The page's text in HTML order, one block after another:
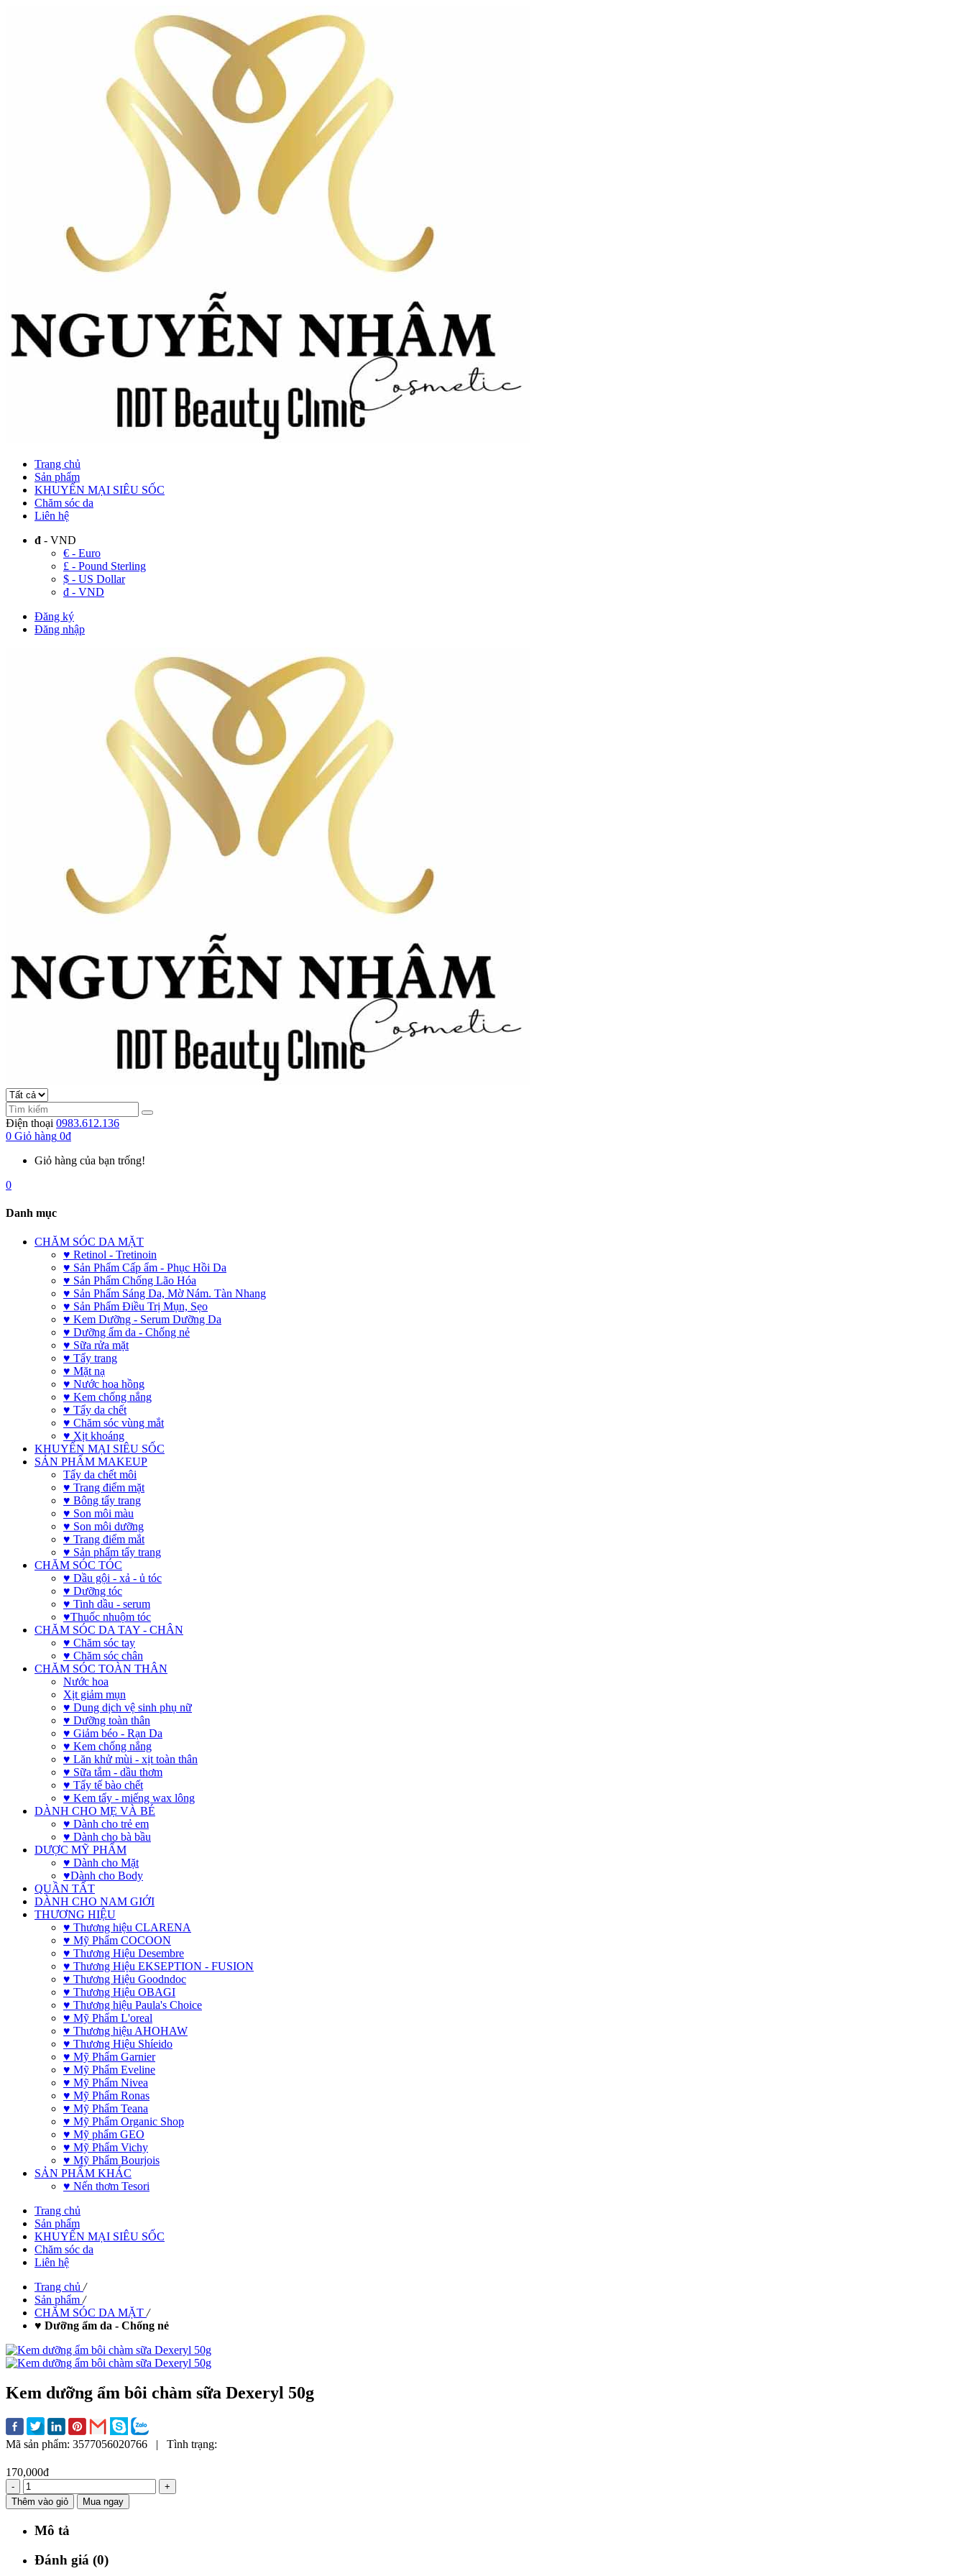
Trang chủ
Sản phẩm
KHUYẾN MẠI SIÊU SỐC
Chăm sóc da
Liên hệ
đ - VND
€ - Euro
£ - Pound Sterling
$ - US Dollar
đ - VND
Đăng ký
Đăng nhập
Điện thoại 0983.612.136
0 Giỏ hàng 0đ
Giỏ hàng của bạn trống!
0
Danh mục
CHĂM SÓC DA MẶT
♥ Retinol - Tretinoin
♥ Sản Phẩm Cấp ẩm - Phục Hồi Da
♥ Sản Phẩm Chống Lão Hóa
♥ Sản Phẩm Sáng Da, Mờ Nám. Tàn Nhang
♥ Sản Phẩm Điều Trị Mụn, Sẹo
♥ Kem Dưỡng - Serum Dưỡng Da
♥ Dưỡng ẩm da - Chống nẻ
♥ Sữa rửa mặt
♥ Tẩy trang
♥ Mặt nạ
♥ Nước hoa hồng
♥ Kem chống nắng
♥ Tẩy da chết
♥ Chăm sóc vùng mắt
♥ Xịt khoáng
KHUYẾN MẠI SIÊU SỐC
SẢN PHẨM MAKEUP
Tẩy da chết môi
♥ Trang điểm mặt
♥ Bông tẩy trang
♥ Son môi màu
♥ Son môi dưỡng
♥ Trang điểm mắt
♥ Sản phẩm tẩy trang
CHĂM SÓC TÓC
♥ Dầu gội - xả - ủ tóc
♥ Dưỡng tóc
♥ Tinh dầu - serum
♥Thuốc nhuộm tóc
CHĂM SÓC DA TAY - CHÂN
♥ Chăm sóc tay
♥ Chăm sóc chân
CHĂM SÓC TOÀN THÂN
Nước hoa
Xịt giảm mụn
♥ Dung dịch vệ sinh phụ nữ
♥ Dưỡng toàn thân
♥ Giảm béo - Rạn Da
♥ Kem chống nắng
♥ Lăn khử mùi - xịt toàn thân
♥ Sữa tắm - dầu thơm
♥ Tẩy tế bào chết
♥ Kem tẩy - miếng wax lông
DÀNH CHO MẸ VÀ BÉ
♥ Dành cho trẻ em
♥ Dành cho bà bầu
DƯỢC MỸ PHẨM
♥ Dành cho Mặt
♥Dành cho Body
QUẦN TẤT
DÀNH CHO NAM GIỚI
THƯƠNG HIỆU
♥ Thương hiệu CLARENA
♥ Mỹ Phẩm COCOON
♥ Thương Hiệu Desembre
♥ Thương Hiệu EKSEPTION - FUSION
♥ Thương Hiệu Goodndoc
♥ Thương Hiệu OBAGI
♥ Thương hiệu Paula's Choice
♥ Mỹ Phẩm L'oreal
♥ Thương hiệu AHOHAW
♥ Thương Hiệu Shíeido
♥ Mỹ Phẩm Garnier
♥ Mỹ Phẩm Eveline
♥ Mỹ Phẩm Nivea
♥ Mỹ Phẩm Ronas
♥ Mỹ Phẩm Teana
♥ Mỹ Phẩm Organic Shop
♥ Mỹ phẩm GEO
♥ Mỹ Phẩm Vichy
♥ Mỹ Phẩm Bourjois
SẢN PHẨM KHÁC
♥ Nến thơm Tesori
Trang chủ
Sản phẩm
KHUYẾN MẠI SIÊU SỐC
Chăm sóc da
Liên hệ
Trang chủ /
Sản phẩm /
CHĂM SÓC DA MẶT /
♥ Dưỡng ẩm da - Chống nẻ
Kem dưỡng ẩm bôi chàm sữa Dexeryl 50g
Mã sản phẩm: 3577056020766 | Tình trạng:
170,000đ
-
+
Thêm vào giỏ
Mua ngay
Mô tả
Đánh giá (0)